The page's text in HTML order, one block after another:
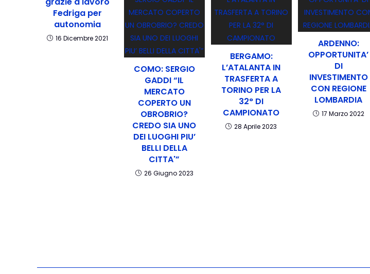
Fedriga per
autonomia
16 Dicembre 2021
COMO: SERGIO
GADDI “IL
MERCATO
COPERTO UN
OBROBRIO?
CREDO SIA UNO
DEI LUOGHI PIU’
BELLI DELLA
CITTA'”
26 Giugno 2023
BERGAMO:
L’ATALANTA IN
TRASFERTA A
TORINO PER LA
32° DI
CAMPIONATO
28 Aprile 2023
ARDENNO:
OPPORTUNITA’
DI
INVESTIMENTO
CON REGIONE
LOMBARDIA
17 Marzo 2022